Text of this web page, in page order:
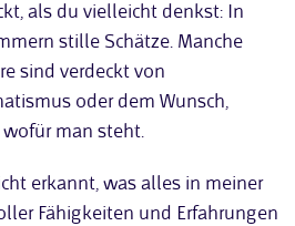
als du vielleicht denkst: In
stille Schätze. Manche
sind verdeckt von
oder dem Wunsch,
man steht.
erkannt, was alles in meiner
Fähigkeiten und Erfahrungen